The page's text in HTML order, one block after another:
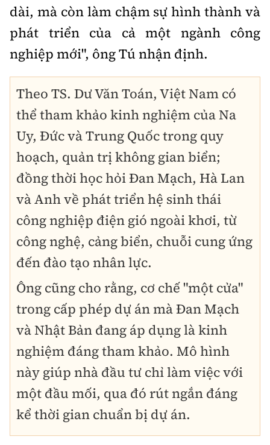
dài, mà còn làm chậm sự hình thành và
phát triển của cả một ngành công
nghiệp mới", ông Tú nhận định.
Theo TS. Dư Văn Toán, Việt Nam có
thể tham khảo kinh nghiệm của Na
Uy, Đức và Trung Quốc trong quy
hoạch, quản trị không gian biển;
đồng thời học hỏi Đan Mạch, Hà Lan
và Anh về phát triển hệ sinh thái
công nghiệp điện gió ngoài khơi, từ
công nghệ, cảng biển, chuỗi cung ứng
đến đào tạo nhân lực.
Ông cũng cho rằng, cơ chế "một cửa"
trong cấp phép dự án mà Đan Mạch
và Nhật Bản đang áp dụng là kinh
nghiệm đáng tham khảo. Mô hình
này giúp nhà đầu tư chỉ làm việc với
một đầu mối, qua đó rút ngắn đáng
kể thời gian chuẩn bị dự án.